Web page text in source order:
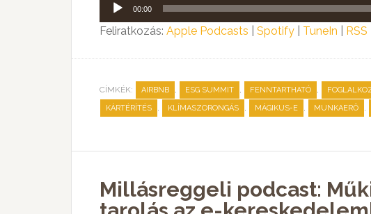
lejátszó
00:00
Feliratkozás: Apple Podcasts Spotify TuneIn RSS
CÍMKÉK: AIRBNB , ESG SUMMIT , FENNTARTHATÓ ,
KÁRTÉRÍTÉS , KLÍMASZORONGÁS , MÁGIKUS-E , MUNKAERŐ ,
Millásreggeli podcast: